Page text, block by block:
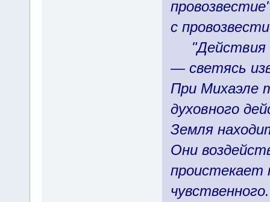
с
"Действия
— светясь
При Михаэле
духовного
Земля
Они
проистекает